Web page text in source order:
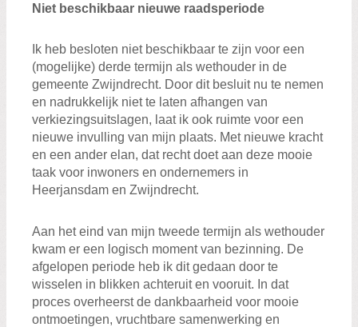
Niet beschikbaar nieuwe raadsperiode
Ik heb besloten niet beschikbaar te zijn voor een
(mogelijke) derde termijn als wethouder in de
gemeente Zwijndrecht. Door dit besluit nu te nemen
en nadrukkelijk niet te laten afhangen van
verkiezingsuitslagen, laat ik ook ruimte voor een
nieuwe invulling van mijn plaats. Met nieuwe kracht
en een ander elan, dat recht doet aan deze mooie
taak voor inwoners en ondernemers in
Heerjansdam en Zwijndrecht.
Aan het eind van mijn tweede termijn als wethouder
kwam er een logisch moment van bezinning. De
afgelopen periode heb ik dit gedaan door te
wisselen in blikken achteruit en vooruit. In dat
proces overheerst de dankbaarheid voor mooie
ontmoetingen, vruchtbare samenwerking en